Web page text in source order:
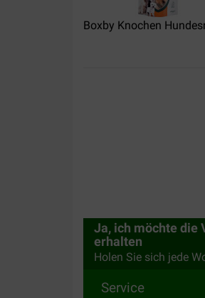
Boxby Knochen
Ja, ich möchte die
erhalten
Holen Sie sich jede
Service